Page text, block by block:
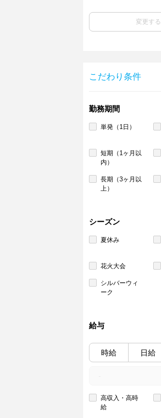
変更する
こだわり条件
勤務期間
単発（1日）
短期（1ヶ月以
内）
長期（3ヶ月以
上）
シーズン
夏休み
花火大会
シルバーウィ
ーク
給与
時給 日給
高収入・高時
給